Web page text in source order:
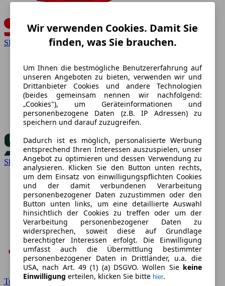
SEAT
Skoda
Toyota
Wir verwenden Cookies. Damit Sie
finden, was Sie brauchen.
Um Ihnen die bestmögliche Benutzererfahrung auf
unseren Angeboten zu bieten, verwenden wir und
Drittanbieter Cookies und andere Technologien
(beides gemeinsam nennen wir nachfolgend:
„Cookies"), um Geräteinformationen und
personenbezogene Daten (z.B. IP Adressen) zu
speichern und darauf zuzugreifen.
Dadurch ist es möglich, personalisierte Werbung
entsprechend Ihren Interessen auszuspielen, unser
Angebot zu optimieren und dessen Verwendung zu
analysieren. Klicken Sie den Button unten rechts,
um dem Einsatz von einwilligungspflichten Cookies
und der damit verbundenen Verarbeitung
personenbezogener Daten zuzustimmen oder den
Button unten links, um eine detaillierte Auswahl
hinsichtlich der Cookies zu treffen oder um der
Verarbeitung personenbezogener Daten zu
widersprechen, soweit diese auf Grundlage
berechtigter Interessen erfolgt. Die Einwilligung
umfasst auch die Übermittlung bestimmter
personenbezogener Daten in Drittländer, u.a. die
USA, nach Art. 49 (1) (a) DSGVO. Wollen Sie keine
Einwilligung erteilen, klicken Sie bitte hier.